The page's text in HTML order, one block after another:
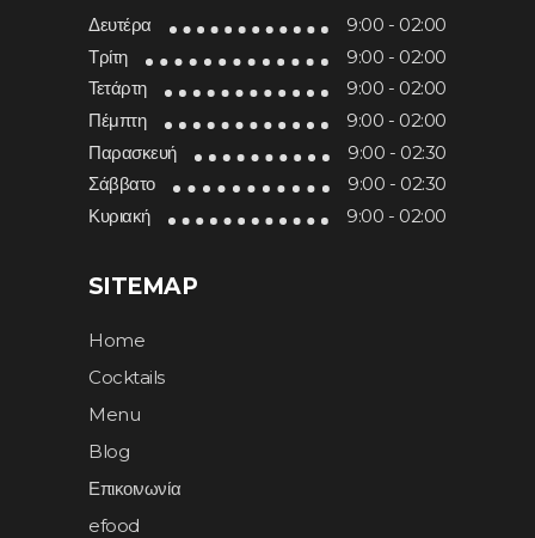
Δευτέρα
9:00 - 02:00
Τρίτη
9:00 - 02:00
Τετάρτη
9:00 - 02:00
Πέμπτη
9:00 - 02:00
Παρασκευή
9:00 - 02:30
Σάββατο
9:00 - 02:30
Κυριακή
9:00 - 02:00
SITEMAP
Home
Cocktails
Menu
Blog
Επικοινωνία
efood